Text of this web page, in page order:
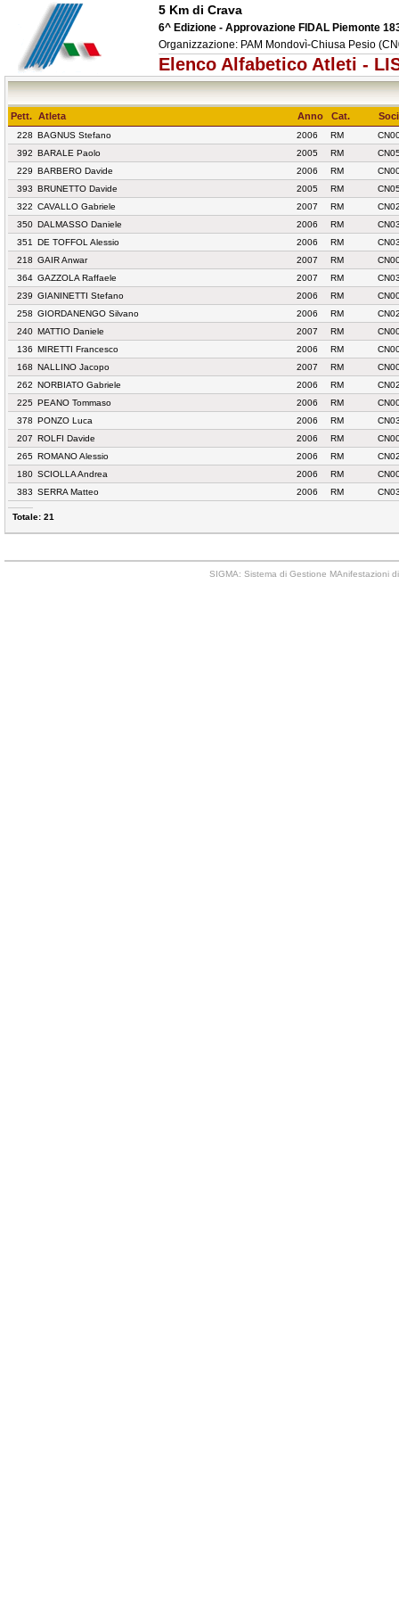
5 Km di Crava
6^ Edizione - Approvazione FIDAL Piemonte
Organizzazione: PAM Mondovì-Chiusa Pesio
Elenco Alfabetico Atleti -
Pett. Atleta Anno Cat.
228 BAGNUS Stefano 2006 RM
392 BARALE Paolo 2005 RM
229 BARBERO Davide 2006 RM
393 BRUNETTO Davide 2005 RM
322 CAVALLO Gabriele 2007 RM
350 DALMASSO Daniele 2006 RM
351
DE TOFFOL Alessio 2006 RM
218 GAIR Anwar 2007 RM
364 GAZZOLA Raffaele 2007 RM
239 GIANINETTI Stefano 2006 RM
258 GIORDANENGO Silvano 2006 RM
240 MATTIO Daniele 2007 RM
136 MIRETTI Francesco 2006 RM
168 NALLINO Jacopo 2007 RM
262 NORBIATO Gabriele 2006 RM
225 PEANO Tommaso 2006 RM
378 PONZO Luca 2006 RM
207 ROLFI Davide 2006 RM
265 ROMANO Alessio 2006 RM
180 SCIOLLA Andrea 2006 RM
383 SERRA Matteo 2006 RM
Totale: 21
SIGMA: Sistema di Gestione MAnifestazioni